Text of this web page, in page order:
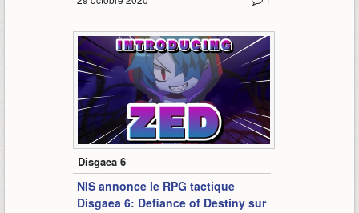
1:28
Disgaea 6
NIS annonce le RPG tactique
Disgaea 6: Defiance of Destiny sur